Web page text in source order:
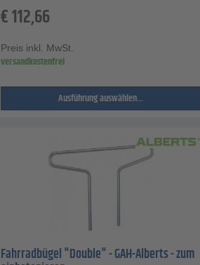
€112,66
Preis inkl. MwSt.
versandkostenfrei
Ausführung auswählen...
Fahrradbügel "Double" - GAH-Alberts - zum